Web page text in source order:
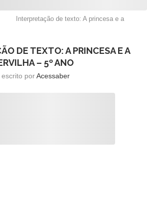
Interpretação de texto: A princesa e a
DE TEXTO: A PRINCESA E A
– 5º ANO
escrito porAcessaber